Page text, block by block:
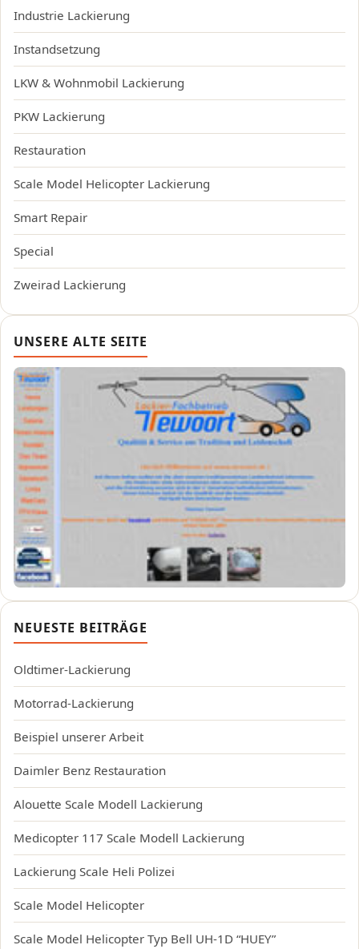
Industrie Lackierung
Instandsetzung
LKW & Wohnmobil Lackierung
PKW Lackierung
Restauration
Scale Model Helicopter Lackierung
Smart Repair
Special
Zweirad Lackierung
UNSERE ALTE SEITE
NEUESTE BEITRÄGE
Oldtimer-Lackierung
Motorrad-Lackierung
Beispiel unserer Arbeit
Daimler Benz Restauration
Alouette Scale Modell Lackierung
Medicopter 117 Scale Modell Lackierung
Lackierung Scale Heli Polizei
Scale Model Helicopter
Scale Model Helicopter Typ Bell UH-1D “HUEY”